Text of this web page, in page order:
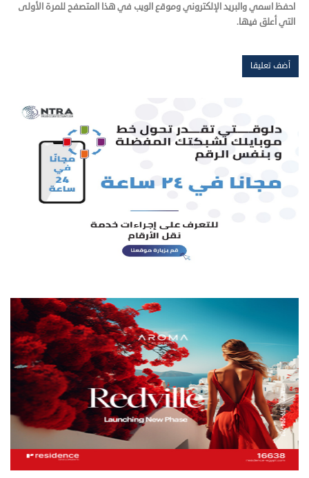
احفظ اسمي والبريد الإلكتروني وموقع الويب في هذا المتصفح للمرة الأولى
التي أعلق فيها.